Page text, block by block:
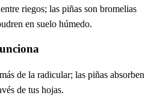
riegos; las piñas son bromelias
en suelo húmedo.
de la radicular; las piñas absorben
de tus hojas.